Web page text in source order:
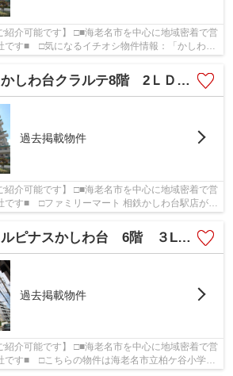
紹介可能です】 □■海老名市を中心に地域密着で営
です■ □気になるイチオシ物件情報：「かしわ台
かしわ台クラルテ8階 2ＬＤＫリフォーム済みマンション【仲介手数料無料】
過去掲載物件
紹介可能です】 □■海老名市を中心に地域密着で営
です■ □ファミリーマート 相鉄かしわ台駅店が
物件から徒歩4分の場所に...
ルピナスかしわ台 6階 ３LDK リフォーム済み 【仲介手数料無料】
過去掲載物件
紹介可能です】 □■海老名市を中心に地域密着で営
です■ □こちらの物件は海老名市立柏ケ谷小学校
がポイントです。綺麗に...